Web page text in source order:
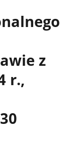
z
r.,